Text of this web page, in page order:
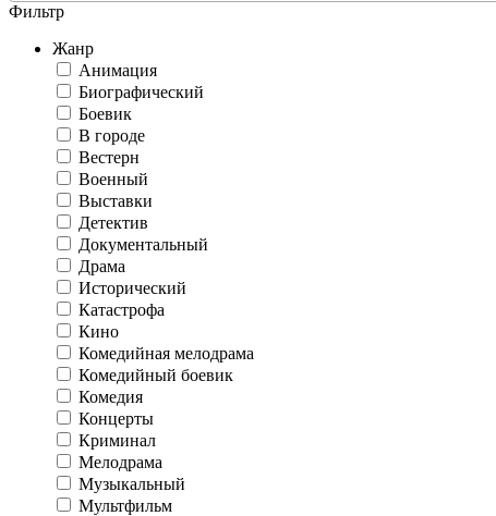
Фильтр
Жанр
Анимация
Биографический
Боевик
В городе
Вестерн
Военный
Выставки
Детектив
Документальный
Драма
Исторический
Катастрофа
Кино
Комедийная мелодрама
Комедийный боевик
Комедия
Концерты
Криминал
Мелодрама
Музыкальный
Мультфильм